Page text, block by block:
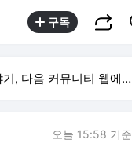
구독
다음 커뮤니티 웹에서 보기
오늘 15:58 기준